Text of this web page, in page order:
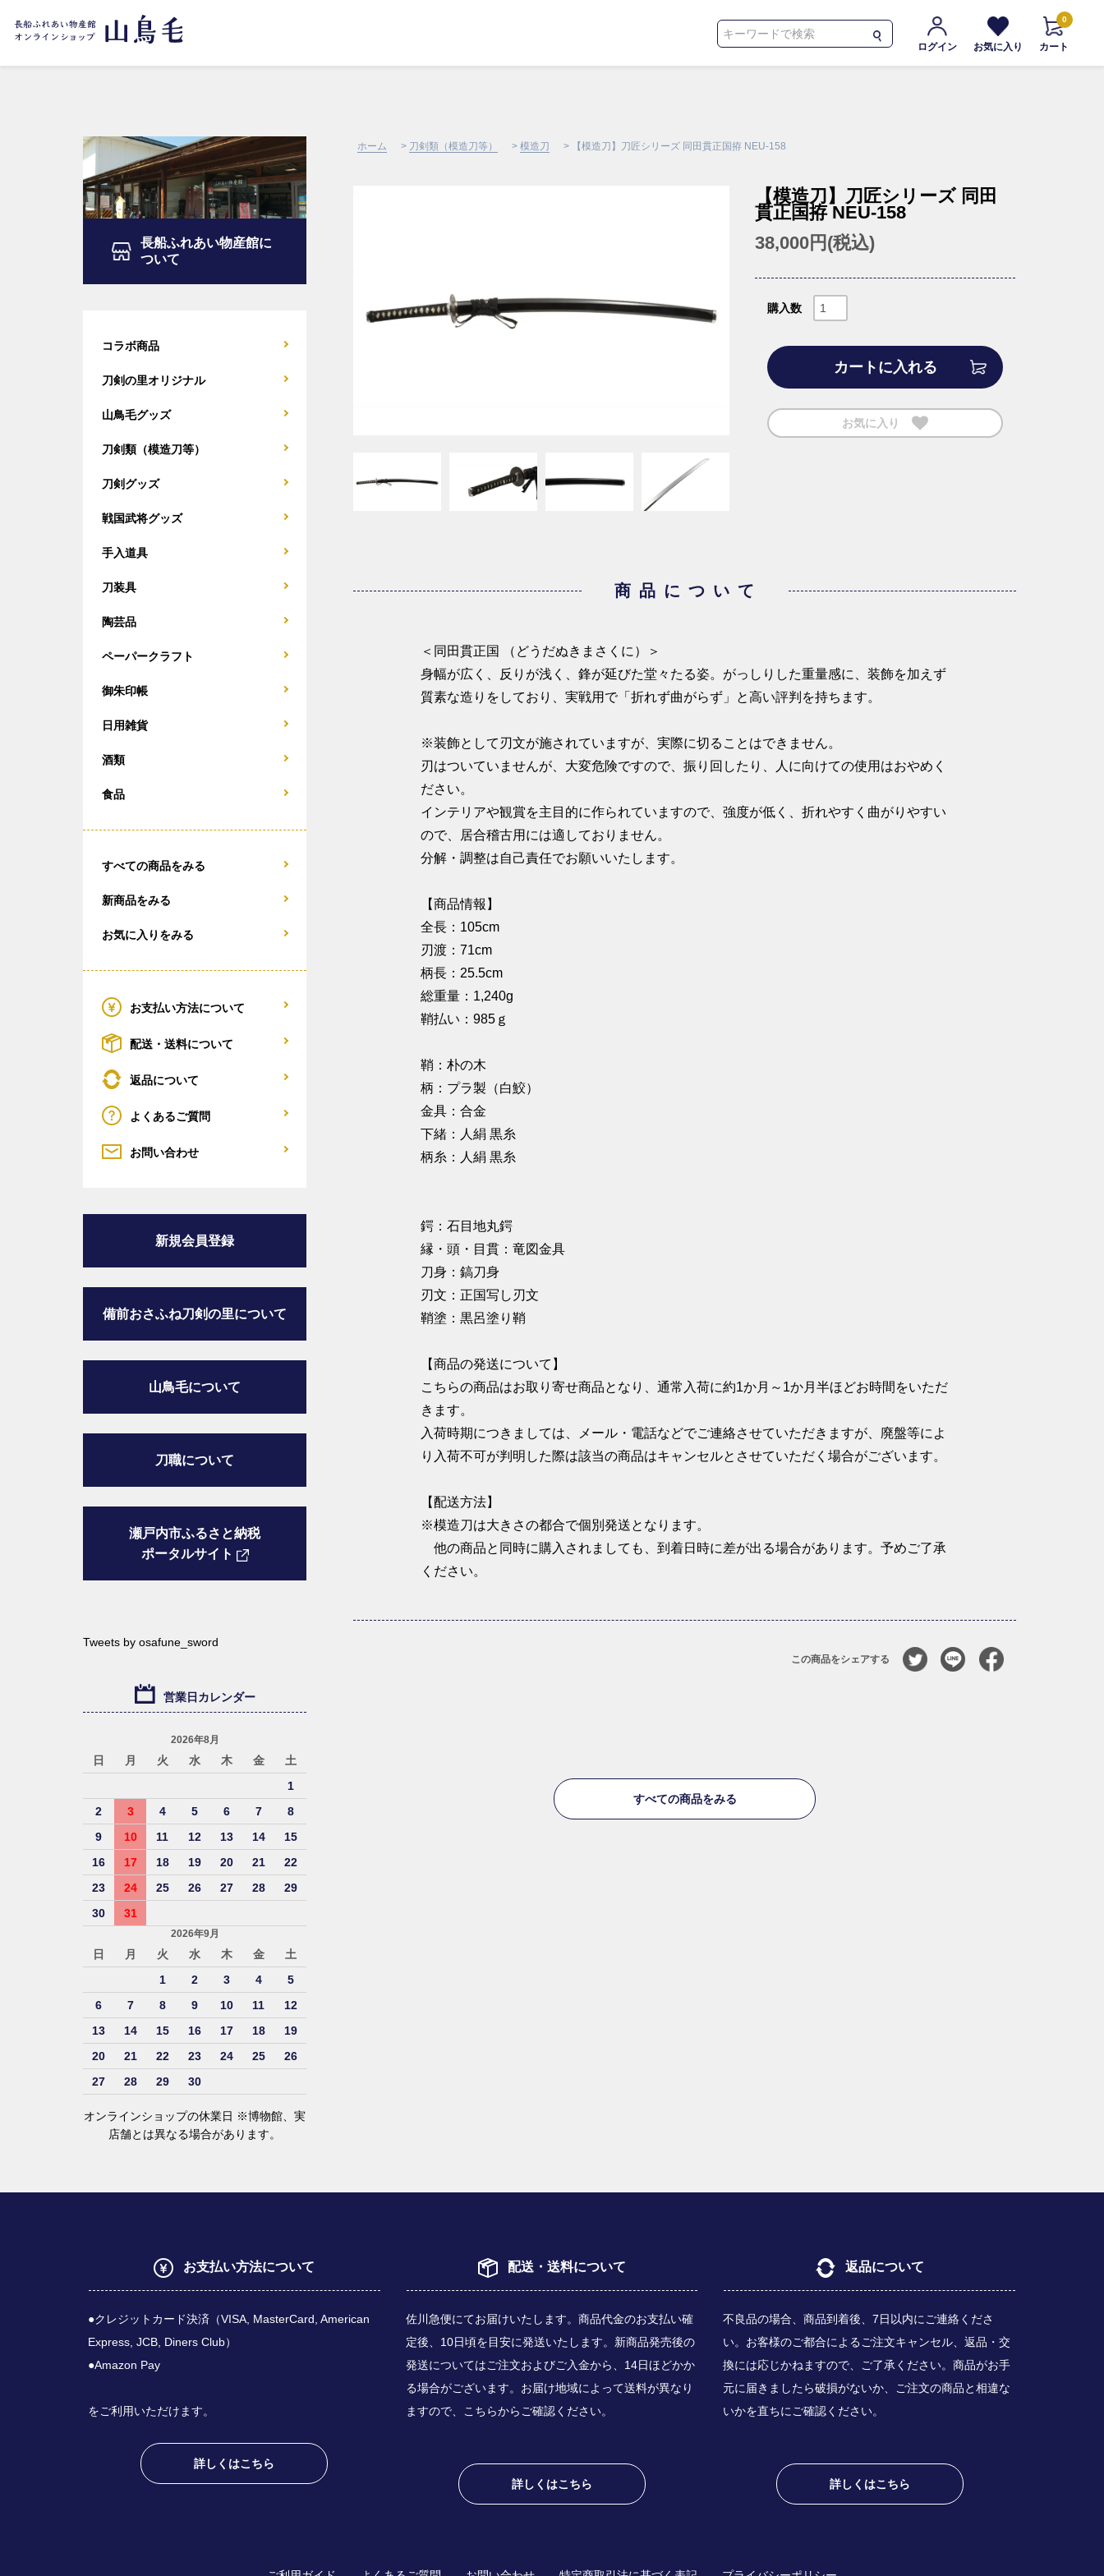
ログイン お気に入り カート
0
ホーム > 刀剣類（模造刀等） > 模造刀 > 【模造刀】刀匠シリーズ 同田貫正国拵 NEU-158
【模造刀】刀匠シリーズ 同田
貫正国拵 NEU-158
38,000円(税込)
購入数
カートに入れる
お気に入り
商品について
＜同田貫正国 （どうだぬきまさくに）＞
身幅が広く、反りが浅く、鋒が延びた堂々たる姿。がっしりした重量感に、装飾を加えず
質素な造りをしており、実戦用で「折れず曲がらず」と高い評判を持ちます。
※装飾として刃文が施されていますが、実際に切ることはできません。
刃はついていませんが、大変危険ですので、振り回したり、人に向けての使用はおやめく
ださい。
インテリアや観賞を主目的に作られていますので、強度が低く、折れやすく曲がりやすい
ので、居合稽古用には適しておりません。
分解・調整は自己責任でお願いいたします。
【商品情報】
全長：105cm
刃渡：71cm
柄長：25.5cm
総重量：1,240g
鞘払い：985ｇ
鞘：朴の木
柄：プラ製（白鮫）
金具：合金
下緒：人絹 黒糸
柄糸：人絹 黒糸
鍔：石目地丸鍔
縁・頭・目貫：竜図金具
刀身：鎬刀身
刃文：正国写し刃文
鞘塗：黒呂塗り鞘
【商品の発送について】
こちらの商品はお取り寄せ商品となり、通常入荷に約1か月～1か月半ほどお時間をいただ
きます。
入荷時期につきましては、メール・電話などでご連絡させていただきますが、廃盤等によ
り入荷不可が判明した際は該当の商品はキャンセルとさせていただく場合がございます。
【配送方法】
※模造刀は大きさの都合で個別発送となります。
他の商品と同時に購入されましても、到着日時に差が出る場合があります。予めご了承
ください。
この商品をシェアする
すべての商品をみる
長船ふれあい物産館に
ついて
コラボ商品
刀剣の里オリジナル
山鳥毛グッズ
刀剣類（模造刀等）
刀剣グッズ
戦国武将グッズ
手入道具
刀装具
陶芸品
ペーパークラフト
御朱印帳
日用雑貨
酒類
食品
すべての商品をみる
新商品をみる
お気に入りをみる
お支払い方法について
配送・送料について
返品について
よくあるご質問
お問い合わせ
新規会員登録
備前おさふね刀剣の里について
山鳥毛について
刀職について
瀬戸内市ふるさと納税
ポータルサイト
Tweets by osafune_sword
営業日カレンダー
2026年8月
日 月 火 水 木 金
土
1
2
3 4 5 6 7
8
9
10 11 12 13 14
15
16
17 18 19 20 21
22
23
24 25 26 27 28
29
30
31
2026年9月
日 月 火 水 木 金
土
1
2 3 4
5
6
7 8 9 10 11
12
13
14 15 16 17 18
19
20
21 22 23 24 25
26
27
28 29 30
オンラインショップの休業日 ※博物館、実
店舗とは異なる場合があります。
お支払い方法について
●クレジットカード決済（VISA, MasterCard, American
Express, JCB, Diners Club）
●Amazon Pay
をご利用いただけます。
詳しくはこちら
配送・送料について
佐川急便にてお届けいたします。商品代金のお支払い確
定後、10日頃を目安に発送いたします。新商品発売後の
発送についてはご注文およびご入金から、14日ほどかか
る場合がございます。お届け地域によって送料が異なり
ますので、
こちらからご確認ください。
詳しくはこちら
返品について
不良品の場合、商品到着後、7日以内にご連絡くださ
い。お客様のご都合によるご注文キャンセル、返品・交
換には応じかねますので、ご了承ください。商品がお手
元に届きましたら破損がないか、ご注文の商品と相違な
いかを直ちにご確認ください。
詳しくはこちら